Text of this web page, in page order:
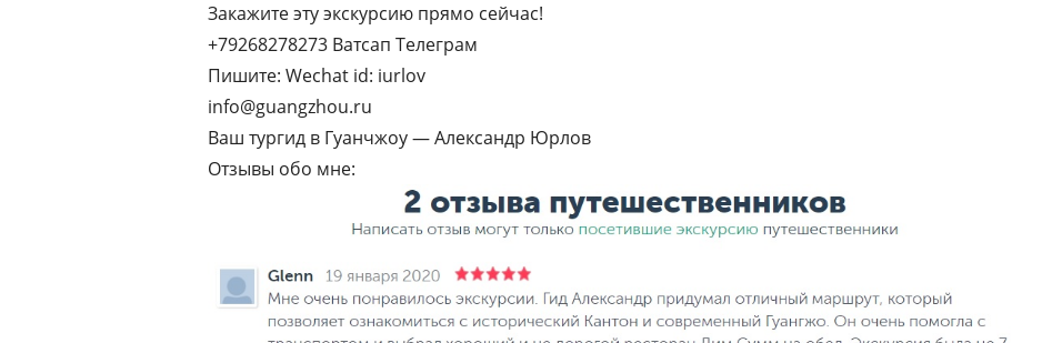
Закажите эту экскурсию прямо сейчас!
+79268278273 Ватсап Телеграм
Пишите: Wechat id: iurlov
info@guangzhou.ru
Ваш тургид в Гуанчжоу — Александр Юрлов
Отзывы обо мне: